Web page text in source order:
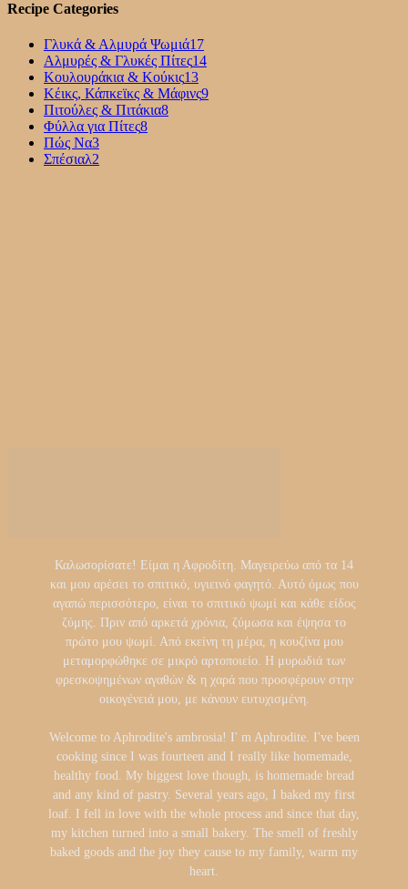
Recipe Categories
Γλυκά & Αλμυρά Ψωμιά17
Αλμυρές & Γλυκές Πίτες14
Κουλουράκια & Κούκις13
Κέικς, Κάπκεϊκς & Μάφινς9
Πιτούλες & Πιτάκια8
Φύλλα για Πίτες8
Πώς Να3
Σπέσιαλ2
Καλωσορίσατε! Είμαι η Αφροδίτη. Μαγειρεύω από τα 14
και μου αρέσει το σπιτικό, υγιεινό φαγητό. Αυτό όμως που
αγαπώ περισσότερο, είναι το σπιτικό ψωμί και κάθε είδος
ζύμης. Πριν από αρκετά χρόνια, ζύμωσα και έψησα το
πρώτο μου ψωμί. Από εκείνη τη μέρα, η κουζίνα μου
μεταμορφώθηκε σε μικρό αρτοποιείο. Η μυρωδιά των
φρεσκοψημένων αγαθών & η χαρά που προσφέρουν στην
οικογένειά μου, με κάνουν ευτυχισμένη.
Welcome to Aphrodite's ambrosia! I' m Aphrodite. I've been
cooking since I was fourteen and I really like homemade,
healthy food. My biggest love though, is homemade bread
and any kind of pastry. Several years ago, I baked my first
loaf. I fell in love with the whole process and since that day,
my kitchen turned into a small bakery. The smell of freshly
baked goods and the joy they cause to my family, warm my
heart.